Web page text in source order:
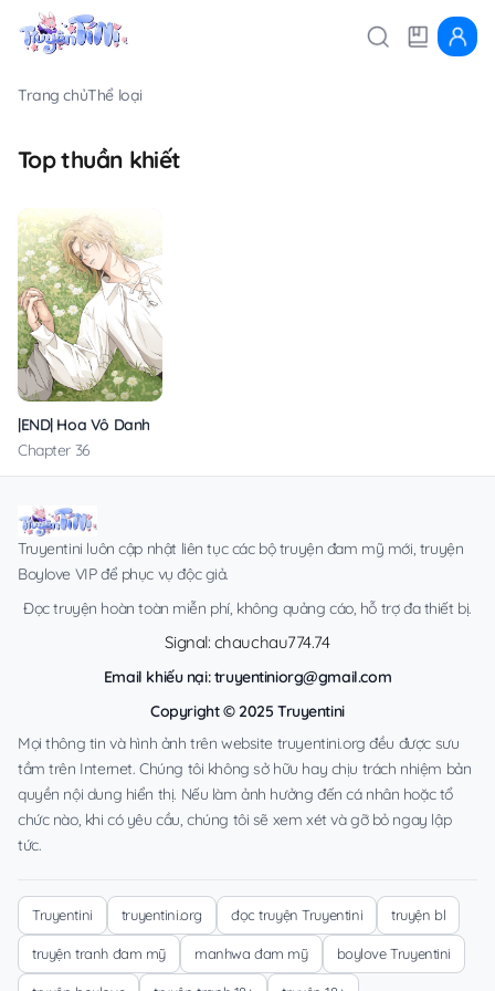
Trang chủThể loại
Top thuần khiết
|END| Hoa Vô Danh
Chapter 36
Truyentini luôn cập nhật liên tục các bộ truyện đam mỹ mới, truyện
Boylove VIP để phục vụ độc giả.
Đọc truyện hoàn toàn miễn phí, không quảng cáo, hỗ trợ đa thiết bị.
Signal: chauchau774.74
Email khiếu nại:truyentiniorg@gmail.com
Copyright © 2025 Truyentini
Mọi thông tin và hình ảnh trên website truyentini.org đều được sưu
tầm trên Internet. Chúng tôi không sở hữu hay chịu trách nhiệm bản
quyền nội dung hiển thị. Nếu làm ảnh hưởng đến cá nhân hoặc tổ
chức nào, khi có yêu cầu, chúng tôi sẽ xem xét và gỡ bỏ ngay lập
tức.
Truyentini truyentini.org đọc truyện Truyentini truyện bl
truyện tranh đam mỹ manhwa đam mỹ boylove Truyentini